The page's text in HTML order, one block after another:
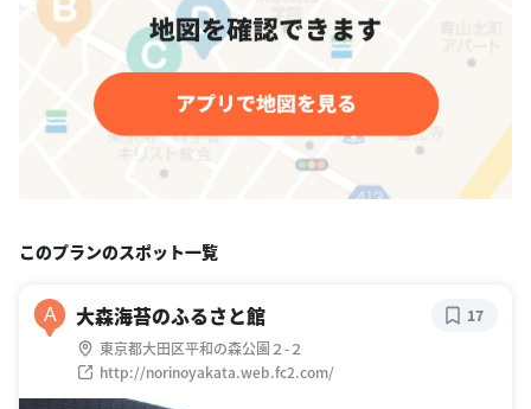
このプランのスポット一覧
A 大森海苔のふるさと館
東京都大田区平和の森公園２-２
http://norinoyakata.web.fc2.com/
17